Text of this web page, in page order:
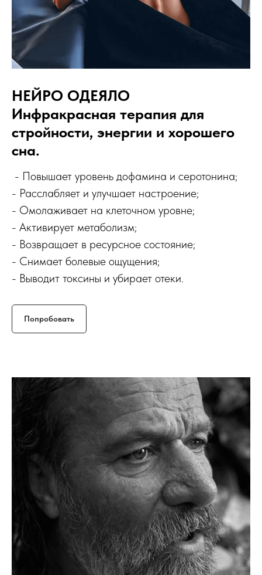
НЕЙРО ОДЕЯЛО
Инфракрасная терапия для
стройности, энергии и хорошего
сна.
- Повышает уровень дофамина и серотонина;
- Расслабляет и улучшает настроение;
- Омолаживает на клеточном уровне;
- Активирует метаболизм;
- Возвращает в ресурсное состояние;
- Снимает болевые ощущения;
- Выводит токсины и убирает отеки.
Попробовать